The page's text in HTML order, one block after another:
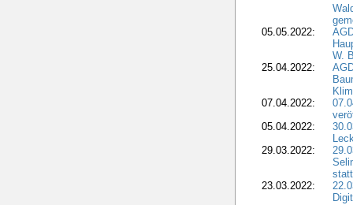
05.05.2022:
W.
25.04.2022:
07.04.2022:
05.04.2022:
29.03.2022:
23.03.2022: